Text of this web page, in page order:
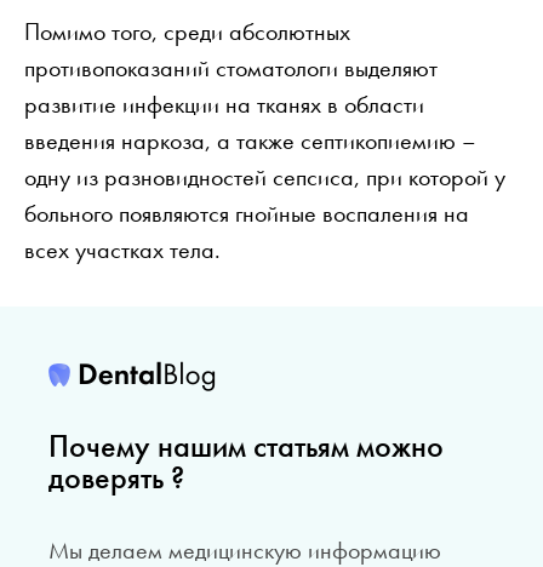
Помимо того, среди абсолютных
противопоказаний стоматологи выделяют
развитие инфекции на тканях в области
введения наркоза, а также септикопиемию –
одну из разновидностей сепсиса, при которой у
больного появляются гнойные воспаления на
всех участках тела.
Почему нашим статьям можно
доверять ?
Мы делаем медицинскую информацию